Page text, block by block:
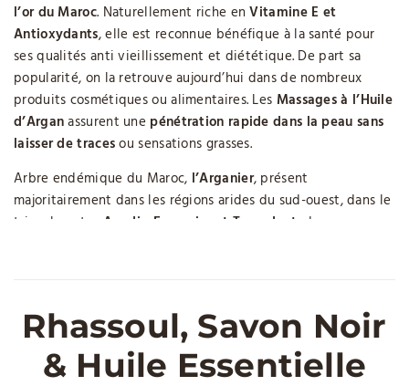
l’or du Maroc. Naturellement riche enVitamine E et
Antioxydants, elle est reconnue bénéfique à la santé pour
ses qualités anti vieillissement et diététique. De part sa
popularité, on la retrouve aujourd’hui dans de nombreux
produits cosmétiques ou alimentaires. Les Massages à l’Huile
d’Arganassurent une pénétration rapide dans la peau sans
laisser de tracesou sensations grasses.
Arbre endémique du Maroc, l’Arganier, présent
majoritairement dans les régions arides du sud-ouest, dans le
triangle entre
Agadir, Essaouira et Taroudant
, donne
l’ origine de l’huile d’argan.
On distinguel’Huile Alimentaire , plus sombre couleur
orangée, et avec un goût plus marqué du fait de la
Rhassoul, Savon Noir
& Huile Essentielle